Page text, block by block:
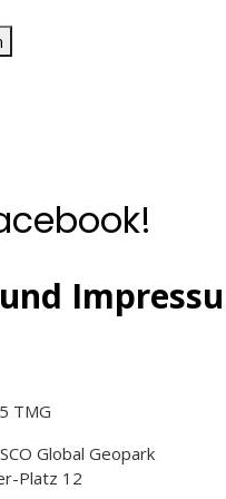
TMG
Global Geopark
Platz 12